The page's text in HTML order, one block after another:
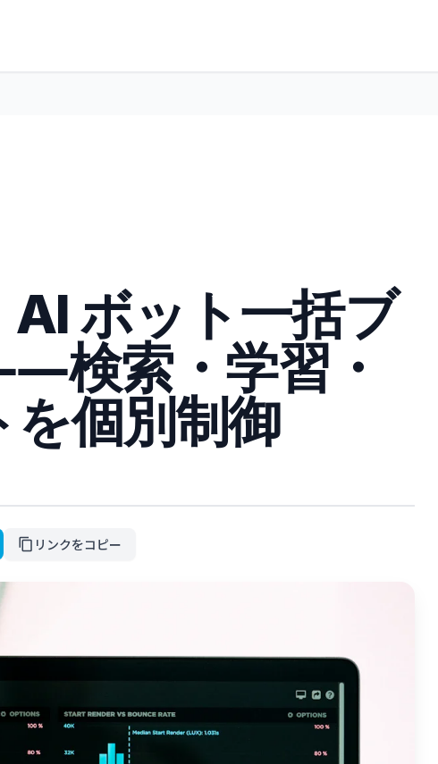
ボット一括ブ
検索・学習・
個別制御
リンクをコピー